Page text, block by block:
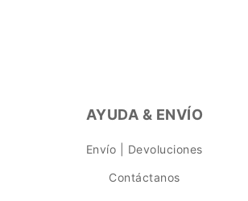
AYUDA & ENVÍO
Envío | Devoluciones
Contáctanos